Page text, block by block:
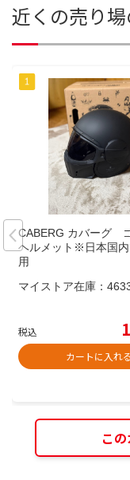
近くの売り
CABERG カバーグ
ヘルメット※日本国
用
マイストア在庫：
税込
カートに入れる
こ